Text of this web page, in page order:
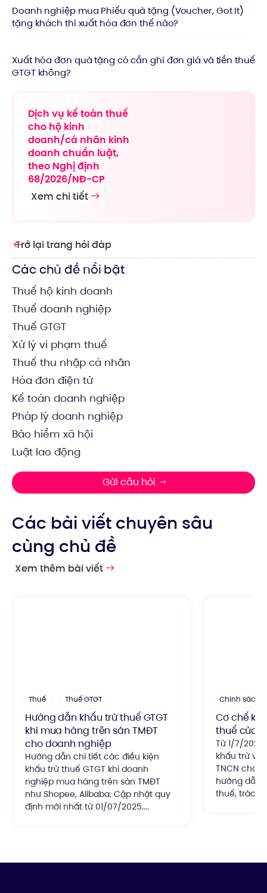
Trở lại trang hỏi đáp
Các chủ đề nổi bật
Thuế hộ kinh doanh
Thuế doanh nghiệp
Thuế GTGT
Xử lý vi phạm thuế
Thuế thu nhập cá nhân
Hóa đơn điện tử
Kế toán doanh nghiệp
Pháp lý doanh nghiệp
Bảo hiểm xã hội
Luật lao động
Gửi câu hỏi
Doanh nghiệp mua Phiếu quà tặng (Voucher, Got It)
tặng khách thì xuất hóa đơn thế nào?
Xuất hóa đơn quà tặng có cần ghi đơn giá và tiền thuế
GTGT không?
Dịch vụ kế toán thuế
cho hộ kinh
doanh/cá nhân kinh
doanh chuẩn luật,
theo Nghị định
68/2026/NĐ-CP
Xem chi tiết
Các bài viết chuyên sâu
cùng chủ đề
Xem thêm bài viết
Thuế Thuế GTGT
Hướng dẫn khấu trừ thuế GTGT
khi mua hàng trên sàn TMĐT
cho doanh nghiệp
Hướng dẫn chi tiết các điều kiện
khấu trừ thuế GTGT khi doanh
nghiệp mua hàng trên sàn TMĐT
như Shopee, Alibaba. Cập nhật quy
định mới nhất từ 01/07/2025....
Chính sách
Cơ chế
thuế của
Từ 1/7/
khấu trừ và
TNCN cho
hướng dẫn
thuế, trách